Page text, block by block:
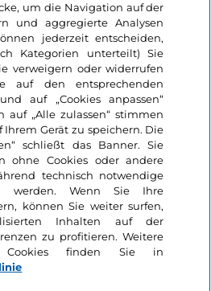
um die Navigation auf der
und aggregierte Analysen
jederzeit entscheiden,
Kategorien unterteilt) Sie
verweigern oder widerrufen
auf den entsprechenden
auf „Cookies anpassen“
auf „Alle zulassen“ stimmen
Ihrem Gerät zu speichern. Die
schließt das Banner. Sie
ohne Cookies oder andere
technisch notwendige
werden. Wenn Sie Ihre
können Sie weiter surfen,
Inhalten auf der
zu profitieren. Weitere
Cookies finden Sie in